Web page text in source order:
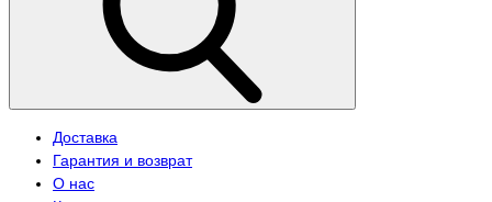
Доставка
Гарантия и возврат
О нас